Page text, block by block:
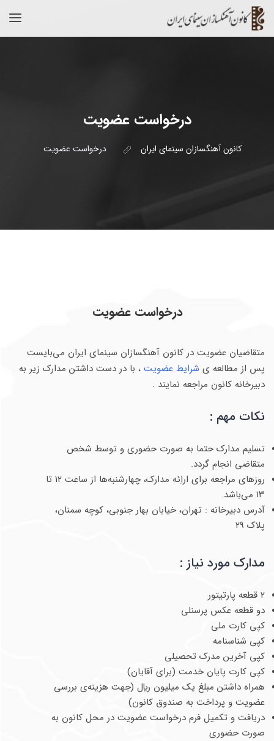
درخواست عضویت
کانون آهنگسازان سینمای ایران درخواست عضویت
درخواست عضویت
متقاضیان عضویت در کانون آهنگسازان سینمای ایران می‌بایست
پس از مطالعه ی شرایط عضویت ، با در دست داشتن مدارک زیر به
دبیرخانه کانون مراجعه نمایند .
نکات مهم :
تسلیم مدارک حتما به صورت حضوری و توسط شخص
متقاضی انجام گردد.
روزهای مراجعه برای اراِئه مدارک، چهارشنبه‌ها از ساعت ۱۲ تا
۱۳ می‌باشد.
آدرس دبیرخانه : تهران، خیابان بهار جنوبی، کوچه سمنان،
پلاک ۲۹
مدارک مورد نیاز :
۲ قطعه پارتیتور
دو قطعه عکس پرسنلی
کپی کارت ملی
کپی شناسنامه
کپی آخرین مدرک تحصیلی
کپی کارت پایان خدمت (برای آقایان)
همراه داشتن مبلغ یک میلیون ريال (جهت هزینه‌ی بررسی
عضویت و پرداخت به صندوق کانون)
دریافت و تکمیل فرم درخواست عضویت در محل کانون به
صورت حضوری